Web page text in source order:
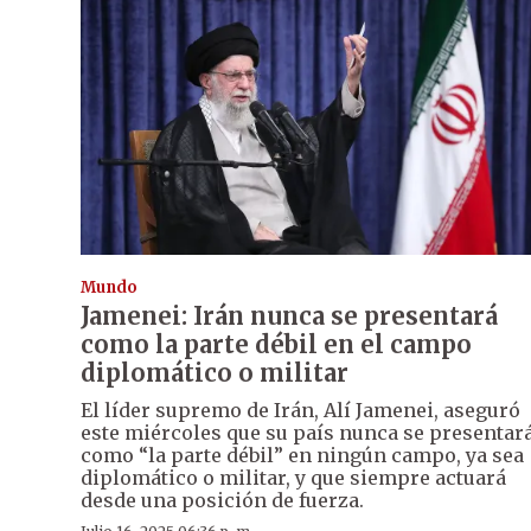
Mundo
Jamenei: Irán nunca se presentará
como la parte débil en el campo
diplomático o militar
El líder supremo de Irán, Alí Jamenei, aseguró
este miércoles que su país nunca se
como “la parte débil” en ningún campo, ya sea
diplomático o militar, y que siempre actuará
desde una posición de fuerza.